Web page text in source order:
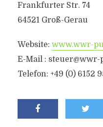
Frankfurter Str. 74
64521 Groß-Gerau
Website: www.wwr-
E-Mail :
Telefon: +49 (0) 6152